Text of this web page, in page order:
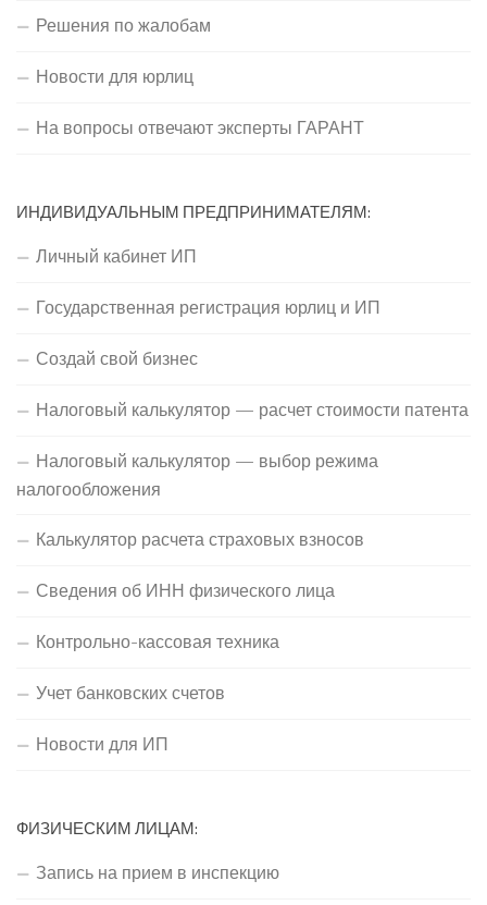
Решения по жалобам
Новости для юрлиц
На вопросы отвечают эксперты ГАРАНТ
ИНДИВИДУАЛЬНЫМ ПРЕДПРИНИМАТЕЛЯМ:
Личный кабинет ИП
Государственная регистрация юрлиц и ИП
Создай свой бизнес
Налоговый калькулятор — расчет стоимости патента
Налоговый калькулятор — выбор режима
налогообложения
Калькулятор расчета страховых взносов
Сведения об ИНН физического лица
Контрольно-кассовая техника
Учет банковских счетов
Новости для ИП
ФИЗИЧЕСКИМ ЛИЦАМ:
Запись на прием в инспекцию